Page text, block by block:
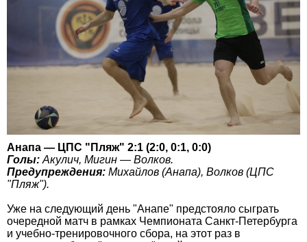
Анапа — ЦПС "Пляж" 2:1 (2:0, 0:1, 0:0)
Голы: Акулич, Мигин — Волков.
Предупреждения: Михайлов (Анапа), Волков (ЦПС
"Пляж").
Уже на следующий день "Анапе" предстояло сыграть
очередной матч в рамках Чемпионата Санкт-Петербурга
и учебно-тренировочного сбора, на этот раз в